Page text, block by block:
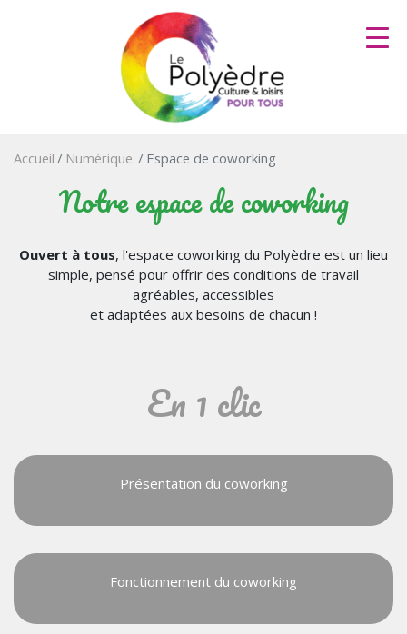
au
contenu
principal
Accueil Numérique Espace de coworking
Notre espace de coworking
Ouvert à tous, l'espace coworking du Polyèdre est un lieu
simple, pensé pour offrir des conditions de travail
agréables, accessibles
et adaptées aux besoins de chacun !
En 1 clic
Présentation du coworking
Fonctionnement du coworking